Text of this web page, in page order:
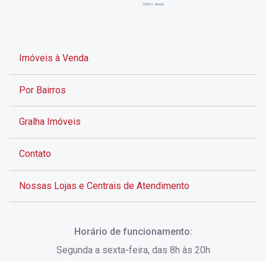
Imóveis à Venda
Por Bairros
Gralha Imóveis
Contato
Nossas Lojas e Centrais de Atendimento
Horário de funcionamento:
Segunda a sexta-feira, das 8h às 20h